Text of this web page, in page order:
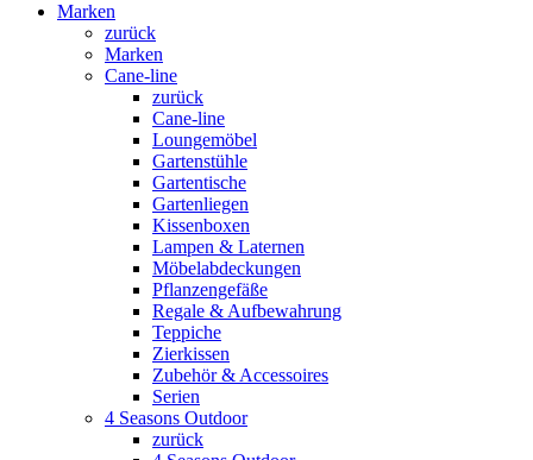
Marken
zurück
Marken
Cane-line
zurück
Cane-line
Loungemöbel
Gartenstühle
Gartentische
Gartenliegen
Kissenboxen
Lampen & Laternen
Möbelabdeckungen
Pflanzengefäße
Regale & Aufbewahrung
Teppiche
Zierkissen
Zubehör & Accessoires
Serien
4 Seasons Outdoor
zurück